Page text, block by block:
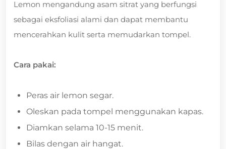
Lemon mengandung asam sitrat yang berfungsi
sebagai eksfoliasi alami dan dapat membantu
mencerahkan kulit serta memudarkan tompel.
Cara pakai:
Peras air lemon segar.
Oleskan pada tompel menggunakan kapas.
Diamkan selama 10-15 menit.
Bilas dengan air hangat.